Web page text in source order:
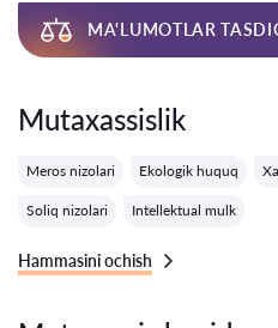
MA'LUMOTLAR
Mutaxassislik
Meros nizolari Ekologik huquq
Soliq nizolari Intellektual mulk
Hammasini ochish